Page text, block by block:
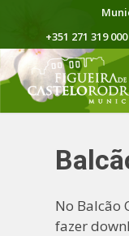
+351 271 319
No Balcão
fazer